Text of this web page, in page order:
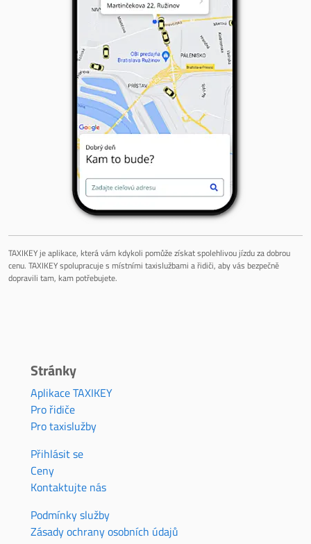
TAXIKEY je aplikace, která vám kdykoli pomůže získat spolehlivou jízdu za dobrou
cenu. TAXIKEY spolupracuje s místními taxislužbami a řidiči, aby vás bezpečně
dopravili tam, kam potřebujete.
Stránky
Aplikace TAXIKEY
Pro řidiče
Pro taxislužby
Přihlásit se
Ceny
Kontaktujte nás
Podmínky služby
Zásady ochrany osobních údajů